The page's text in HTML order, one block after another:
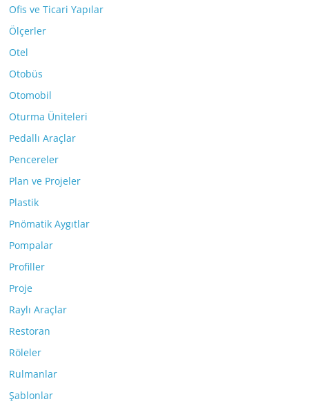
Ofis ve Ticari Yapılar
Ölçerler
Otel
Otobüs
Otomobil
Oturma Üniteleri
Pedallı Araçlar
Pencereler
Plan ve Projeler
Plastik
Pnömatik Aygıtlar
Pompalar
Profiller
Proje
Raylı Araçlar
Restoran
Röleler
Rulmanlar
Şablonlar